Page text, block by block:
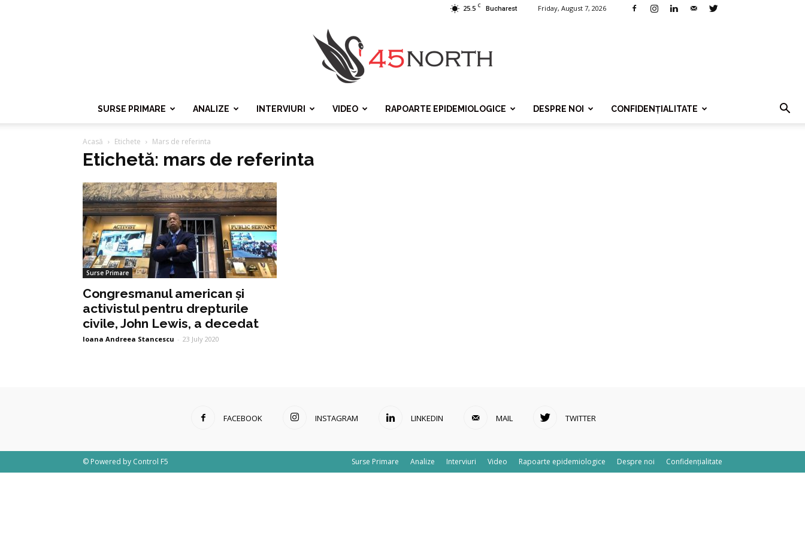
25.5 C Bucharest Friday, August 7, 2026
SURSE PRIMARE ANALIZE INTERVIURI VIDEO RAPOARTE EPIDEMIOLOGICE DESPRE NOI CONFIDENȚIALITATE
Acasă Etichete Mars de referinta
Etichetă: mars de referinta
Surse Primare
Congresmanul american și
activistul pentru drepturile
civile, John Lewis, a decedat
Ioana Andreea Stancescu - 23 July 2020
FACEBOOK INSTAGRAM LINKEDIN MAIL TWITTER
Surse Primare Analize Interviuri Video Rapoarte epidemiologice Despre noi Confidențialitate
© Powered by Control F5